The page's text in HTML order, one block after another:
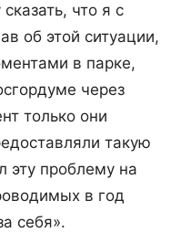
что я с
об этой ситуации,
в парке,
через
только они
такую
эту проблему на
в год
себя».